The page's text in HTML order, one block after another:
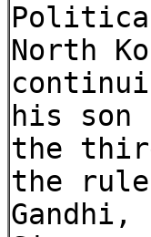
North
his son
the
the